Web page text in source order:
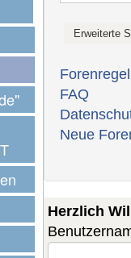
FAQ
Neue
Herzlich